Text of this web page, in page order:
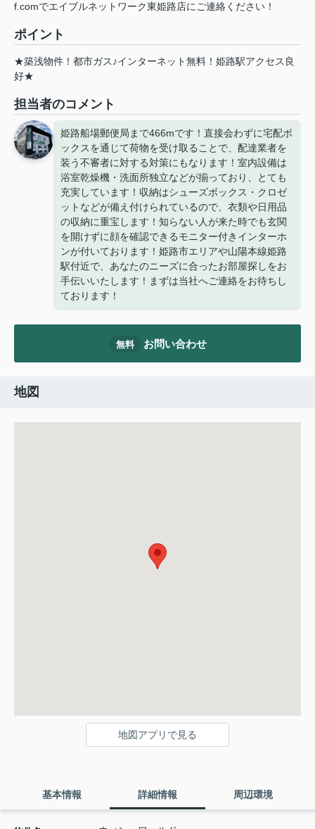
f.comでエイブルネットワーク東姫路店にご連絡ください！
ポイント
★築浅物件！都市ガス♪インターネット無料！姫路駅アクセス良
好★
担当者のコメント
姫路船場郵便局まで466mです！直接会わずに宅配ボ
ックスを通じて荷物を受け取ることで、配達業者を
装う不審者に対する対策にもなります！室内設備は
浴室乾燥機・洗面所独立などが揃っており、とても
充実しています！収納はシューズボックス・クロゼ
ットなどが備え付けられているので、衣類や日用品
の収納に重宝します！知らない人が来た時でも玄関
を開けずに顔を確認できるモニター付きインターホ
ンが付いております！姫路市エリアや山陽本線姫路
駅付近で、あなたのニーズに合ったお部屋探しをお
手伝いいたします！まずは当社へご連絡をお待ちし
ております！
無料 お問い合わせ
地図
地図アプリで見る
基本情報 詳細情報 周辺環境